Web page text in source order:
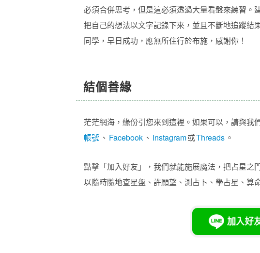
必須合併思考，但是這必須透過大量看盤來練習。
把自己的想法以文字記錄下來，並且不斷地追蹤結
同學，早日成功，應無所住行於布施，感謝你！
結個善緣
茫茫網海，緣份引您來到這裡。如果可以，請與我
帳號 、 Facebook 、 Instagram或Threads 。
點擊「加入好友」，我們就能施展魔法，把占星之
以隨時隨地查星盤、許願望、測占卜、學占星、算